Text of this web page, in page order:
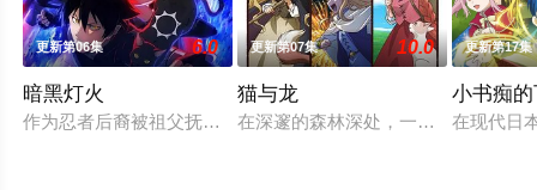
更新第06集 6.0
暗黑灯火
作为忍者后裔被祖父抚养长大、拥有与动物对话能力的高中生·
更新第07集 10.0
猫与龙
在深邃的森林深处，一只会喷火的龙
更新第17集
小书痴
在现代日